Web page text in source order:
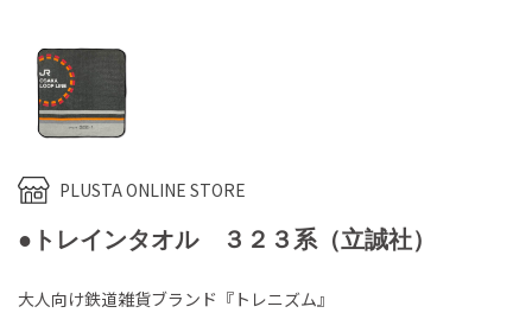
PLUSTA ONLINE STORE
●トレインタオル ３２３系（立誠社）
大人向け鉄道雑貨ブランド『トレニズム』